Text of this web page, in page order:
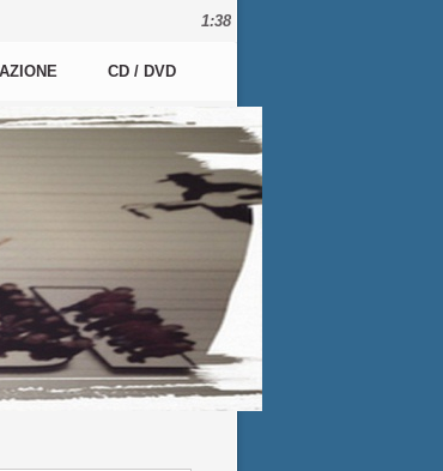
1:38
CD / DVD